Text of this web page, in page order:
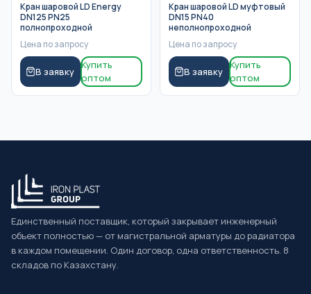
Кран шаровой LD Energy
DN125 PN25
полнопроходной
Цена по запросу
В заявку
Купить
оптом
Кран шаровой LD муфтовый
DN15 PN40
неполнопроходной
Цена по запросу
В заявку
Купить
оптом
Единственный поставщик, который закрывает инженерный
объект полностью — от магистральной арматуры до радиатора
в каждом помещении. Один договор, одна ответственность. 8
складов по Казахстану.